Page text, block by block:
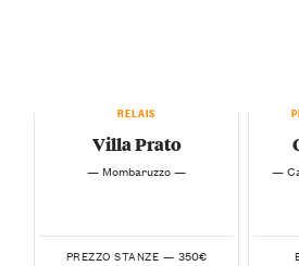
RELAIS
Villa Prato
— Mombaruzzo —
PREZZO STANZE — 350€
—